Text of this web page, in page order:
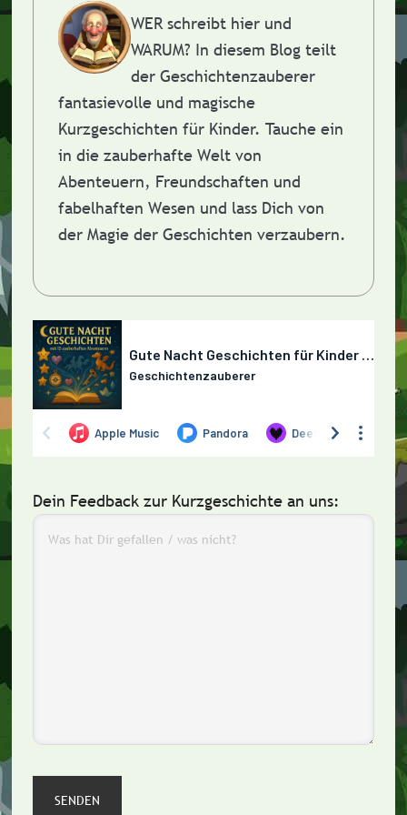
WER schreibt hier und
WARUM? In diesem Blog teilt
der Geschichtenzauberer
fantasievolle und magische
Kurzgeschichten für Kinder. Tauche ein
in die zauberhafte Welt von
Abenteuern, Freundschaften und
fabelhaften Wesen und lass Dich von
der Magie der Geschichten verzaubern.
Dein Feedback zur Kurzgeschichte an uns: